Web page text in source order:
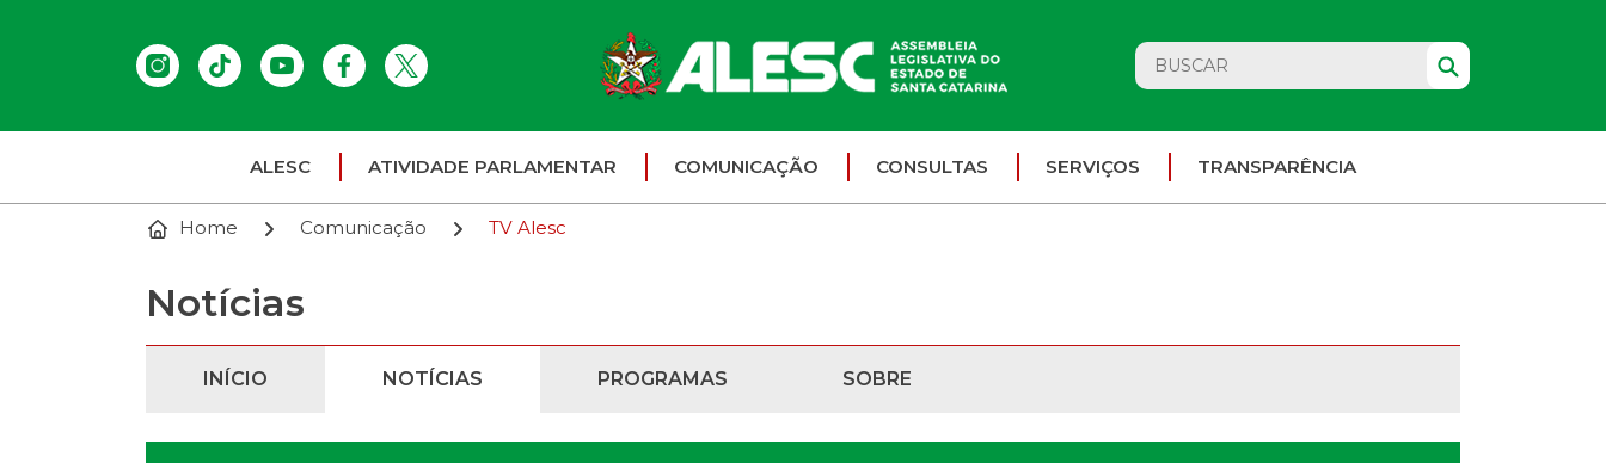
ALESC ATIVIDADE PARLAMENTAR COMUNICAÇÃO CONSULTAS SERVIÇOS TRANSPARÊNCIA
Home Comunicação TV Alesc
Notícias
INÍCIO NOTÍCIAS PROGRAMAS SOBRE